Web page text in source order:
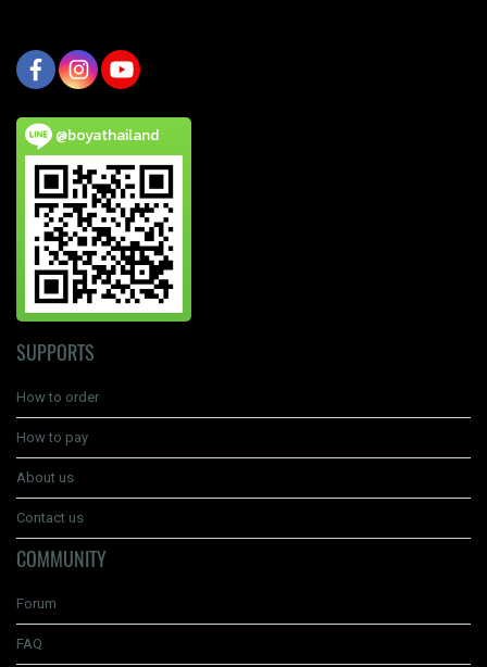
@boyathailand
SUPPORTS
How to order
How to pay
About us
Contact us
COMMUNITY
Forum
FAQ